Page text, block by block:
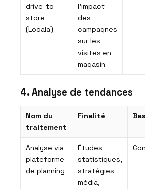
drive-to-
store
(Locala)
l’impact
des
campagnes
sur les
visites en
magasin
4. Analyse de tendances
Nom du
traitement
Finalité
Analyse via
plateforme
de planning
Études
statistiques,
stratégies
média,